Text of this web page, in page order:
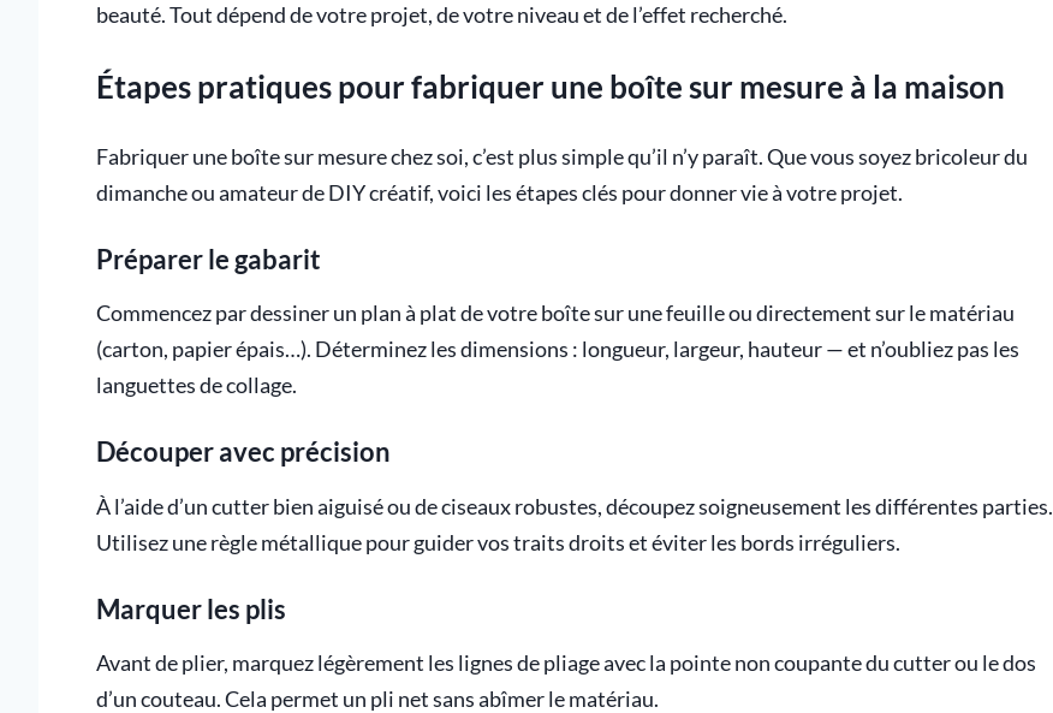
beauté. Tout dépend de votre projet, de votre niveau et de l’effet recherché.
Étapes pratiques pour fabriquer une boîte sur mesure à la maison
Fabriquer une boîte sur mesure chez soi, c’est plus simple qu’il n’y paraît. Que vous soyez bricoleur du
dimanche ou amateur de DIY créatif, voici les étapes clés pour donner vie à votre projet.
Préparer le gabarit
Commencez par dessiner un plan à plat de votre boîte sur une feuille ou directement sur le matériau
(carton, papier épais…). Déterminez les dimensions : longueur, largeur, hauteur — et n’oubliez pas les
languettes de collage.
Découper avec précision
À l’aide d’un cutter bien aiguisé ou de ciseaux robustes, découpez soigneusement les différentes parties.
Utilisez une règle métallique pour guider vos traits droits et éviter les bords irréguliers.
Marquer les plis
Avant de plier, marquez légèrement les lignes de pliage avec la pointe non coupante du cutter ou le dos
d’un couteau. Cela permet un pli net sans abîmer le matériau.